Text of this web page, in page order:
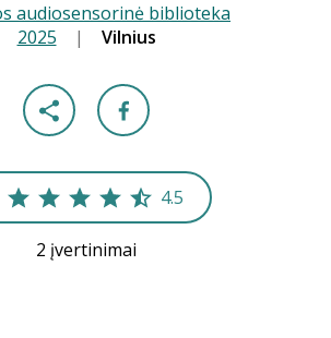
audiosensorinė biblioteka
2025 | Vilnius
4.5
2 įvertinimai